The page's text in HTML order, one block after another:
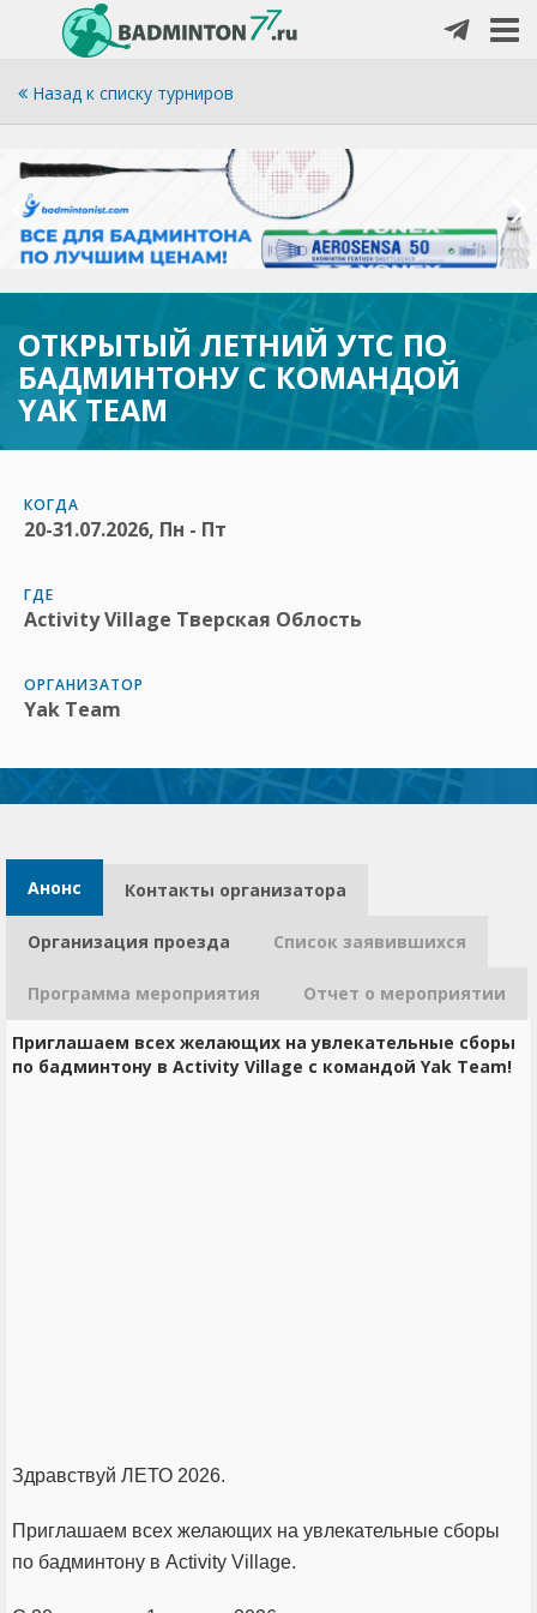
Назад к списку турниров
ОТКРЫТЫЙ ЛЕТНИЙ УТС ПО
БАДМИНТОНУ С КОМАНДОЙ
YAK TEAM
КОГДА
20-31.07.2026, Пн - Пт
ГДЕ
Activity Village Тверская Облость
ОРГАНИЗАТОР
Yak Team
Анонс Контакты организатора​
Организация проезда Список заявившихся
Программа мероприятия Отчет о мероприятии
Приглашаем всех желающих на увлекательные сборы
по бадминтону в Activity Village с командой Yak Team!
Здравствуй ЛЕТО 2026.
Приглашаем всех желающих на увлекательные сборы
по бадминтону в Activity Village.